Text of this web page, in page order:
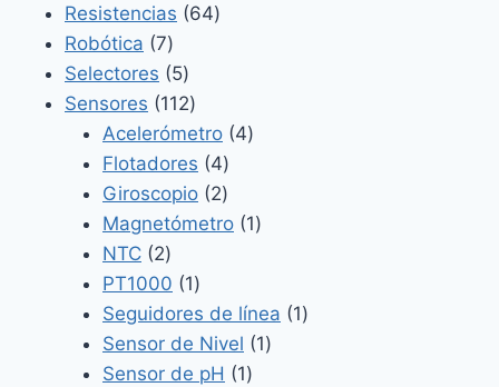
Resistencias 6464
Robótica 77
productos
Selectores 55
productos
Sensores 112112
productos
Acelerómetro 44
Flotadores 44
productos
Giroscopio 22
productos
Magnetómetro 11
NTC 22
productos
PT1000 11
producto
Seguidores de línea 11
Sensor de Nivel 11
Sensor de pH 11